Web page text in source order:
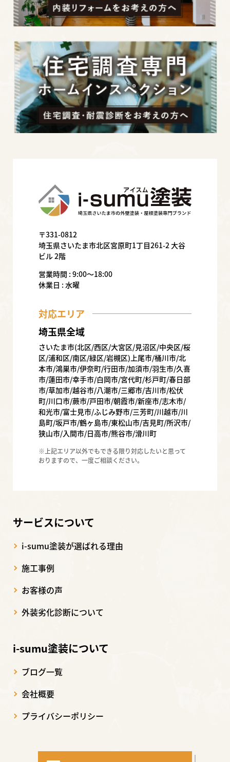
〒331-0812
埼玉県さいたま市北区宮原町1丁目261-2 大谷
ビル 2階
営業時間 : 9:00〜18:00
休業日 : 水曜
対応エリア
埼玉県全域
さいたま市(北区/西区/大宮区/見沼区/中央区/桜
区/浦和区/南区/緑区/岩槻区)上尾市/桶川市/北
本市/鴻巣市/伊奈町/行田市/加須市/羽生市/久喜
市/蓮田市/幸手市/白岡市/宮代町/杉戸町/春日部
市/草加市/越谷市/八潮市/三郷市/吉川市/松伏
町/川口市/蕨市/戸田市/朝霞市/新座市/志木市/
和光市/富士見市/ふじみ野市/三芳町/川越市/川
島町/坂戸市/鶴ヶ島市/東松山市/吉見町/所沢市/
狭山市/入間市/日高市/熊谷市/滑川町
※上記エリア以外でもできる限り対応したいと思って
おりますので、一度ご相談ください。
サービスについて
i-sumu塗装が選ばれる理由
施工事例
お客様の声
外装劣化診断について
i-sumu塗装について
ブログ一覧
会社概要
プライバシーポリシー